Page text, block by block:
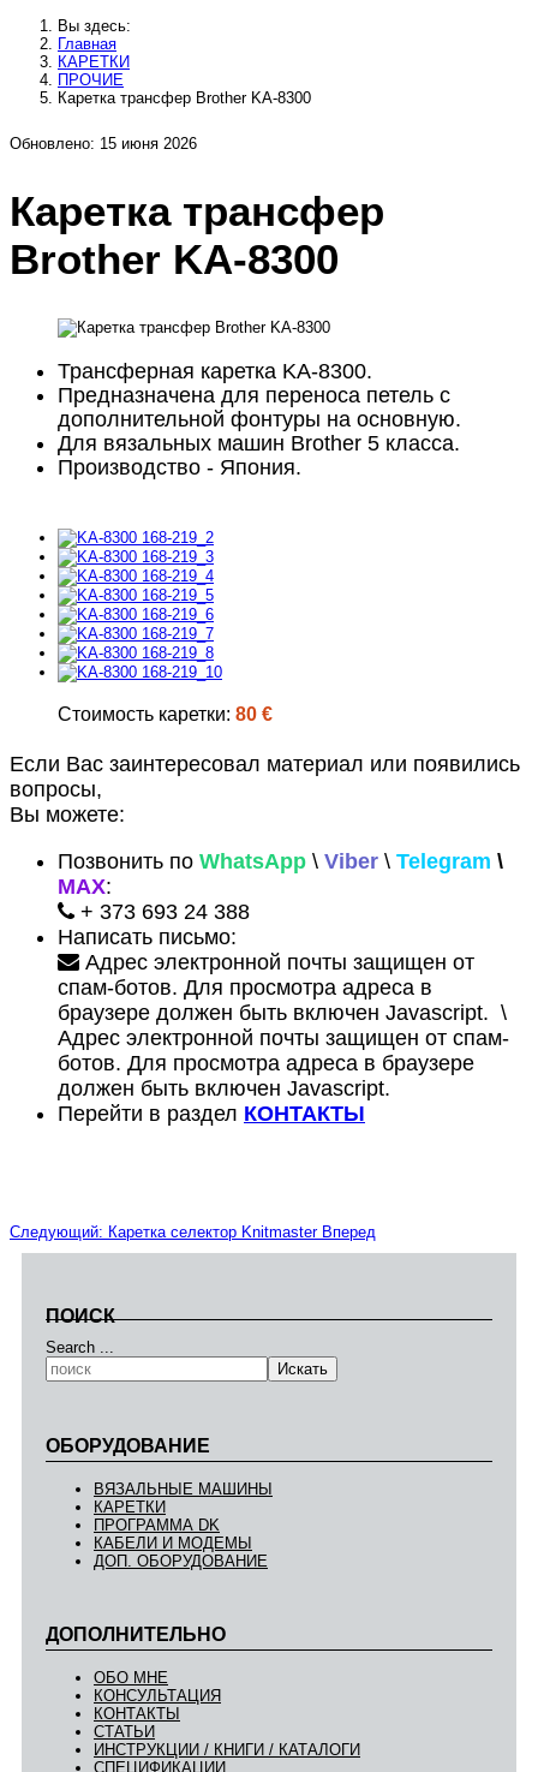
Вы здесь:
Главная
КАРЕТКИ
ПРОЧИЕ
Каретка трансфер Brother KA-8300
Обновлено: 15 июня 2026
Каретка трансфер
Brother KA-8300
Трансферная каретка KA-8300.
Предназначена для переноса петель с
дополнительной фонтуры на основную.
Для вязальных машин Brother 5 класса.
Производство - Япония.
Стоимость каретки: 80 €
Если Вас заинтересовал материал или появились
вопросы,
Вы можете:
Позвонить по WhatsApp \ Viber \ Telegram \
MAX:
+ 373 693 24 388
Написать письмо:
Адрес электронной почты защищен от
спам-ботов. Для просмотра адреса в
браузере должен быть включен Javascript. \
Адрес электронной почты защищен от спам-
ботов. Для просмотра адреса в браузере
должен быть включен Javascript.
Перейти в раздел КОНТАКТЫ
Следующий: Каретка селектор Knitmaster Вперед
ПОИСК
Search ...
Искать
ОБОРУДОВАНИЕ
ВЯЗАЛЬНЫЕ МАШИНЫ
КАРЕТКИ
ПРОГРАММА DK
КАБЕЛИ И МОДЕМЫ
ДОП. ОБОРУДОВАНИЕ
ДОПОЛНИТЕЛЬНО
ОБО МНЕ
КОНСУЛЬТАЦИЯ
КОНТАКТЫ
СТАТЬИ
ИНСТРУКЦИИ / КНИГИ / КАТАЛОГИ
СПЕЦИФИКАЦИИ